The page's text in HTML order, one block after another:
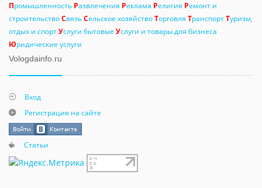
Промышленность Развлечения Реклама Религия Ремонт и
строительствоСвязьСельское хозяйствоТорговля ТранспортТуризм,
отдых и спортУслуги бытовые Услуги и товары для бизнеса
Юридические услуги
Vologdainfo.ru
Вход
Регистрация на сайте
Статьи